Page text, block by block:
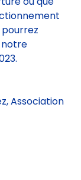
ou que
Association